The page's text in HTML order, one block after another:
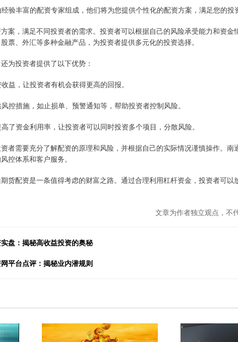
验丰富的配资专家组成，他们将为您提供个性化的配资方案，满足您的投
案，满足不同投资者的需求。投资者可以根据自己的风险承受能力和资金
票、外汇等多种金融产品，为投资者提供多元化的投资选择。
为投资者提供了以下优势：
益，让投资者有机会获得更高的回报。
控措施，如止损单、预警通知等，帮助投资者控制风险。
了资金利用率，让投资者可以同时投资多个项目，分散风险。
者需要充分了解配资的原理和风险，并根据自己的实际情况谨慎操作。南
控体系和客户服务。
货配资是一条值得考虑的财富之路。通过合理利用杠杆资金，投资者可以
文章为作者独立观点，不
盘：揭秘高收益投资的奥秘
平台点评：揭秘业内潜规则